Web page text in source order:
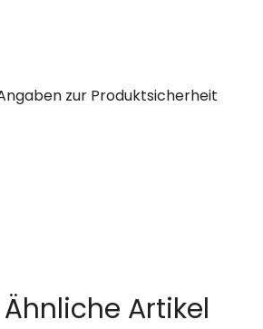
zur Produktsicherheit
Ähnliche Artikel